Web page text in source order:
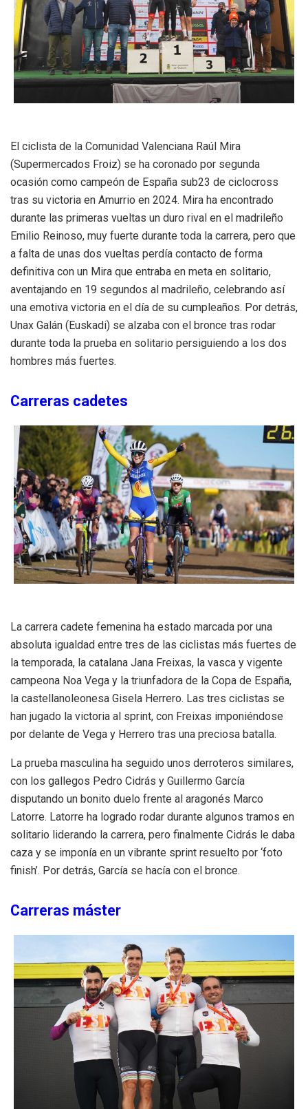
El ciclista de la Comunidad Valenciana Raúl Mira
(Supermercados Froiz) se ha coronado por segunda
ocasión como campeón de España sub23 de ciclocross
tras su victoria en Amurrio en 2024. Mira ha encontrado
durante las primeras vueltas un duro rival en el madrileño
Emilio Reinoso, muy fuerte durante toda la carrera, pero que
a falta de unas dos vueltas perdía contacto de forma
definitiva con un Mira que entraba en meta en solitario,
aventajando en 19 segundos al madrileño, celebrando así
una emotiva victoria en el día de su cumpleaños. Por detrás,
Unax Galán (Euskadi) se alzaba con el bronce tras rodar
durante toda la prueba en solitario persiguiendo a los dos
hombres más fuertes.
Carreras cadetes
La carrera cadete femenina ha estado marcada por una
absoluta igualdad entre tres de las ciclistas más fuertes de
la temporada, la catalana Jana Freixas, la vasca y vigente
campeona Noa Vega y la triunfadora de la Copa de España,
la castellanoleonesa Gisela Herrero. Las tres ciclistas se
han jugado la victoria al sprint, con Freixas imponiéndose
por delante de Vega y Herrero tras una preciosa batalla.
La prueba masculina ha seguido unos derroteros similares,
con los gallegos Pedro Cidrás y Guillermo García
disputando un bonito duelo frente al aragonés Marco
Latorre. Latorre ha logrado rodar durante algunos tramos en
solitario liderando la carrera, pero finalmente Cidrás le daba
caza y se imponía en un vibrante sprint resuelto por ‘foto
finish’. Por detrás, García se hacía con el bronce.
Carreras máster